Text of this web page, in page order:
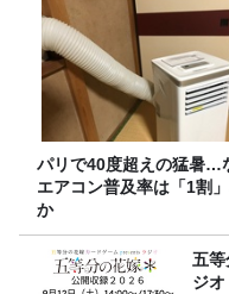
パリで40度超えの猛暑…
エアコン普及率は「1割
か
五
ジ